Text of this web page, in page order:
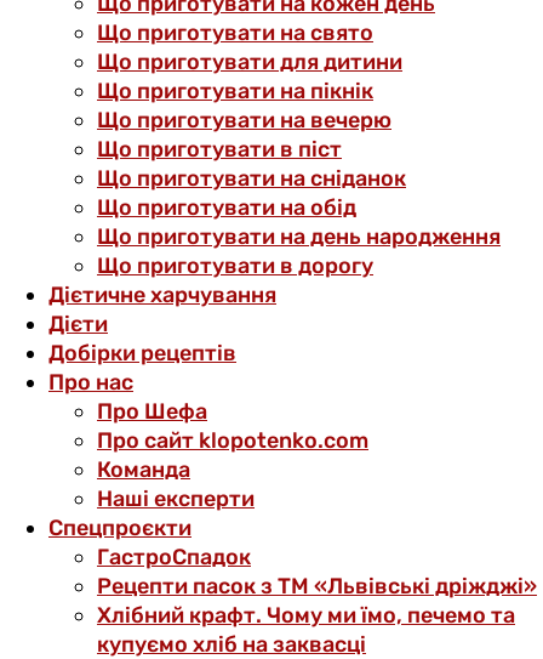
Що приготувати на свято
Що приготувати для дитини
Що приготувати на пікнік
Що приготувати на вечерю
Що приготувати в піст
Що приготувати на сніданок
Що приготувати на обід
Що приготувати на день народження
Що приготувати в дорогу
Дієтичне харчування
Дієти
Добірки рецептів
Про нас
Про Шефа
Про сайт klopotenko.com
Команда
Наші експерти
Спецпроєкти
ГастроСпадок
Рецепти пасок з ТМ «Львівські дріжджі»
Хлібний крафт. Чому ми їмо, печемо та
купуємо хліб на заквасці